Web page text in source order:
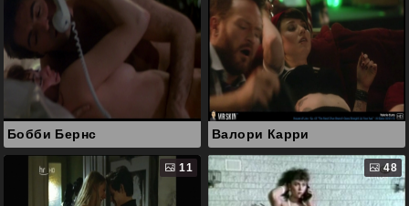
Бобби Бернс Валори Карри
11 48